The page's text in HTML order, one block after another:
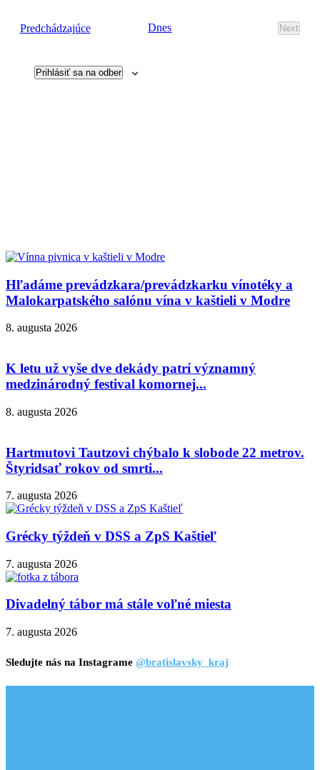
Views
PredchádzajúceUdalosti Dnes
Next
Prihlásiť sa na odber
Hľadáme prevádzkara/prevádzkarku vínotéky a
Malokarpatského salónu vína v kaštieli v Modre
8. augusta 2026
K letu už vyše dve dekády patrí významný
medzinárodný festival komornej...
8. augusta 2026
Hartmutovi Tautzovi chýbalo k slobode 22 metrov.
Štyridsať rokov od smrti...
7. augusta 2026
Grécky týždeň v DSS a ZpS Kaštieľ
7. augusta 2026
Divadelný tábor má stále voľné miesta
7. augusta 2026
Sledujte nás na Instagrame @bratislavsky_kraj